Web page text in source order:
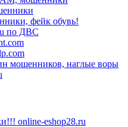
фейк обувь!
по ДВС
мошенников, наглые воры
online-eshop28.ru